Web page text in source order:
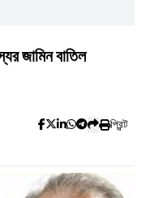
জামিন বাতিল
প্রিন্ট